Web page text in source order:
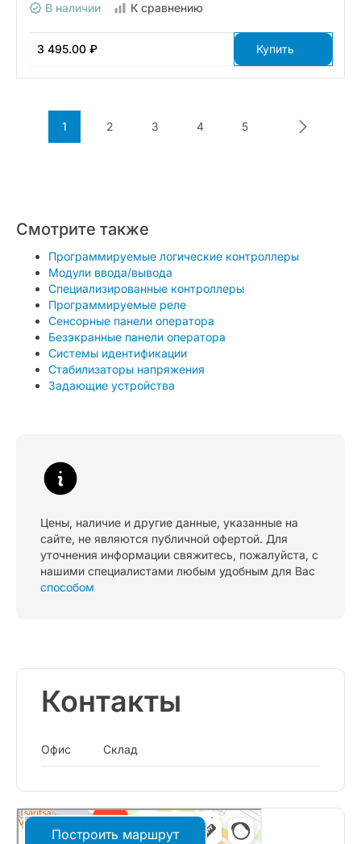
В наличии К сравнению
3 495.00 ₽ Купить
1 2 3 4 5
Смотрите также
Программируемые логические контроллеры
Модули ввода/вывода
Специализированные контроллеры
Программируемые реле
Сенсорные панели оператора
Безэкранные панели оператора
Системы идентификации
Стабилизаторы напряжения
Задающие устройства
Цены, наличие и другие данные, указанные на
сайте, не являются публичной офертой. Для
уточнения информации свяжитесь, пожалуйста, с
нашими специалистами любым удобным для Вас
способом
Контакты
Офис Склад
Построить маршрут